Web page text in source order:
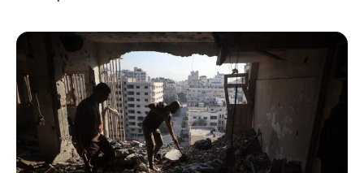
“Funeral para toda Gaza” — enquanto o Conselho da Paz